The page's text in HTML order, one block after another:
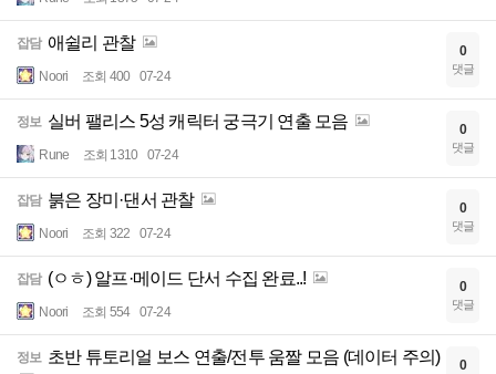
잡담 애쉴리 관찰
Noori 조회 400 07-24
0
댓글
정보 실버 팰리스 5성 캐릭터 궁극기 연출 모음
Rune 조회 1310 07-24
0
댓글
잡담 붉은 장미·댄서 관찰
Noori 조회 322 07-24
0
댓글
잡담 (ㅇㅎ) 알프·메이드 단서 수집 완료..!
Noori 조회 554 07-24
0
댓글
정보 초반 튜토리얼 보스 연출/전투 움짤 모음 (데이터 주의) 0